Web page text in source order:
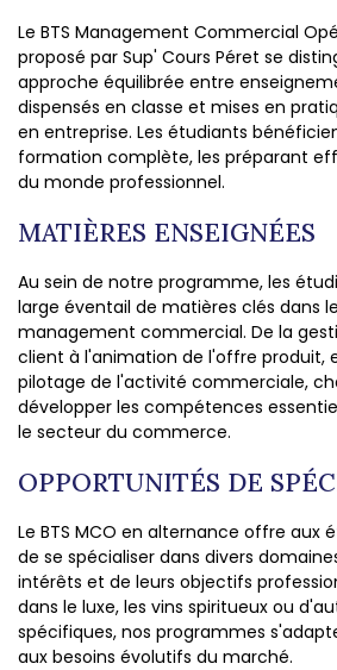
Le BTS Management Commercial
proposé par Sup' Cours Péret se
approche équilibrée entre
dispensés en classe et mises en
en entreprise. Les étudiants
formation complète, les préparant
du monde professionnel.
MATIÈRES ENSEIGNÉES
Au sein de notre programme, les
large éventail de matières clés dans
management commercial. De la
client à l'animation de l'offre produit,
pilotage de l'activité commerciale,
développer les compétences
le secteur du commerce.
OPPORTUNITÉS DE
Le BTS MCO en alternance offre aux
de se spécialiser dans divers
intérêts et de leurs objectifs
dans le luxe, les vins spiritueux ou
spécifiques, nos programmes
aux besoins évolutifs du marché.